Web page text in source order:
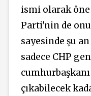
ismi olarak öne
Parti'nin de
sayesinde şu
sadece CHP
çıkabilecek